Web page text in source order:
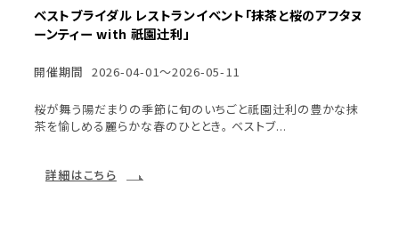
ベストブライダル レストランイベント「抹茶と桜のアフタヌ
ーンティー with 祇園辻󠄀利」
開催期間 2026-04-01～2026-05-11
桜が舞う陽だまりの季節に旬のいちごと祇園辻利の豊かな抹
茶を愉しめる麗らかな春のひととき。 ベストブ...
詳細はこちら